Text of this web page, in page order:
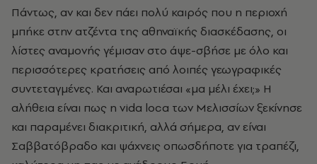
Πάντως, αν και δεν πάει πολύ καιρός που η περιοχή
μπήκε στην ατζέντα της αθηναϊκής διασκέδασης, οι
λίστες αναμονής γέμισαν στο άψε-σβήσε με όλο και
περισσότερες κρατήσεις από λοιπές γεωγραφικές
συντεταγμένες. Και αναρωτιέσαι «μα μέλι έχει;» Η
αλήθεια είναι πως η vida loca των Μελισσίων ξεκίνησε
και παραμένει διακριτική, αλλά σήμερα, αν είναι
Σαββατόβραδο και ψάχνεις οπωσδήποτε για τραπέζι,